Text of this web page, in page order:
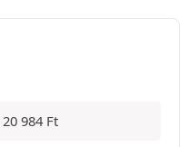
20 984 Ft